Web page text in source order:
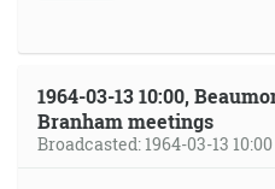
1964-03-13 10:00,
Branham meetings
Broadcasted: 1964-03-13 10:00